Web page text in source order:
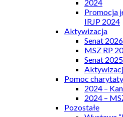
2024
Promocja
IRJP 2024
Aktywizacja
Senat 2026
MSZ RP
Senat 2025
Pomoc
2024 –
2024 –
Pozostałe